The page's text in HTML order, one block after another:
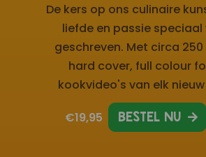
De kers op ons culinaire
liefde en passie speciaal
geschreven. Met circa 250
hard cover, full colour
kookvideo's van elk
€19,95 BESTEL NU